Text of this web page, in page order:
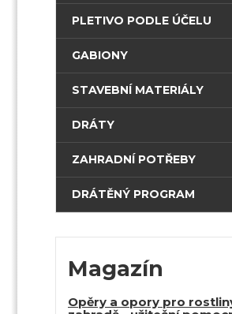
PLETIVO PODLE ÚČELU
GABIONY
STAVEBNÍ MATERIÁLY
DRÁTY
ZAHRADNÍ POTŘEBY
DRÁTĚNÝ PROGRAM
Magazín
Opěry a opory pro